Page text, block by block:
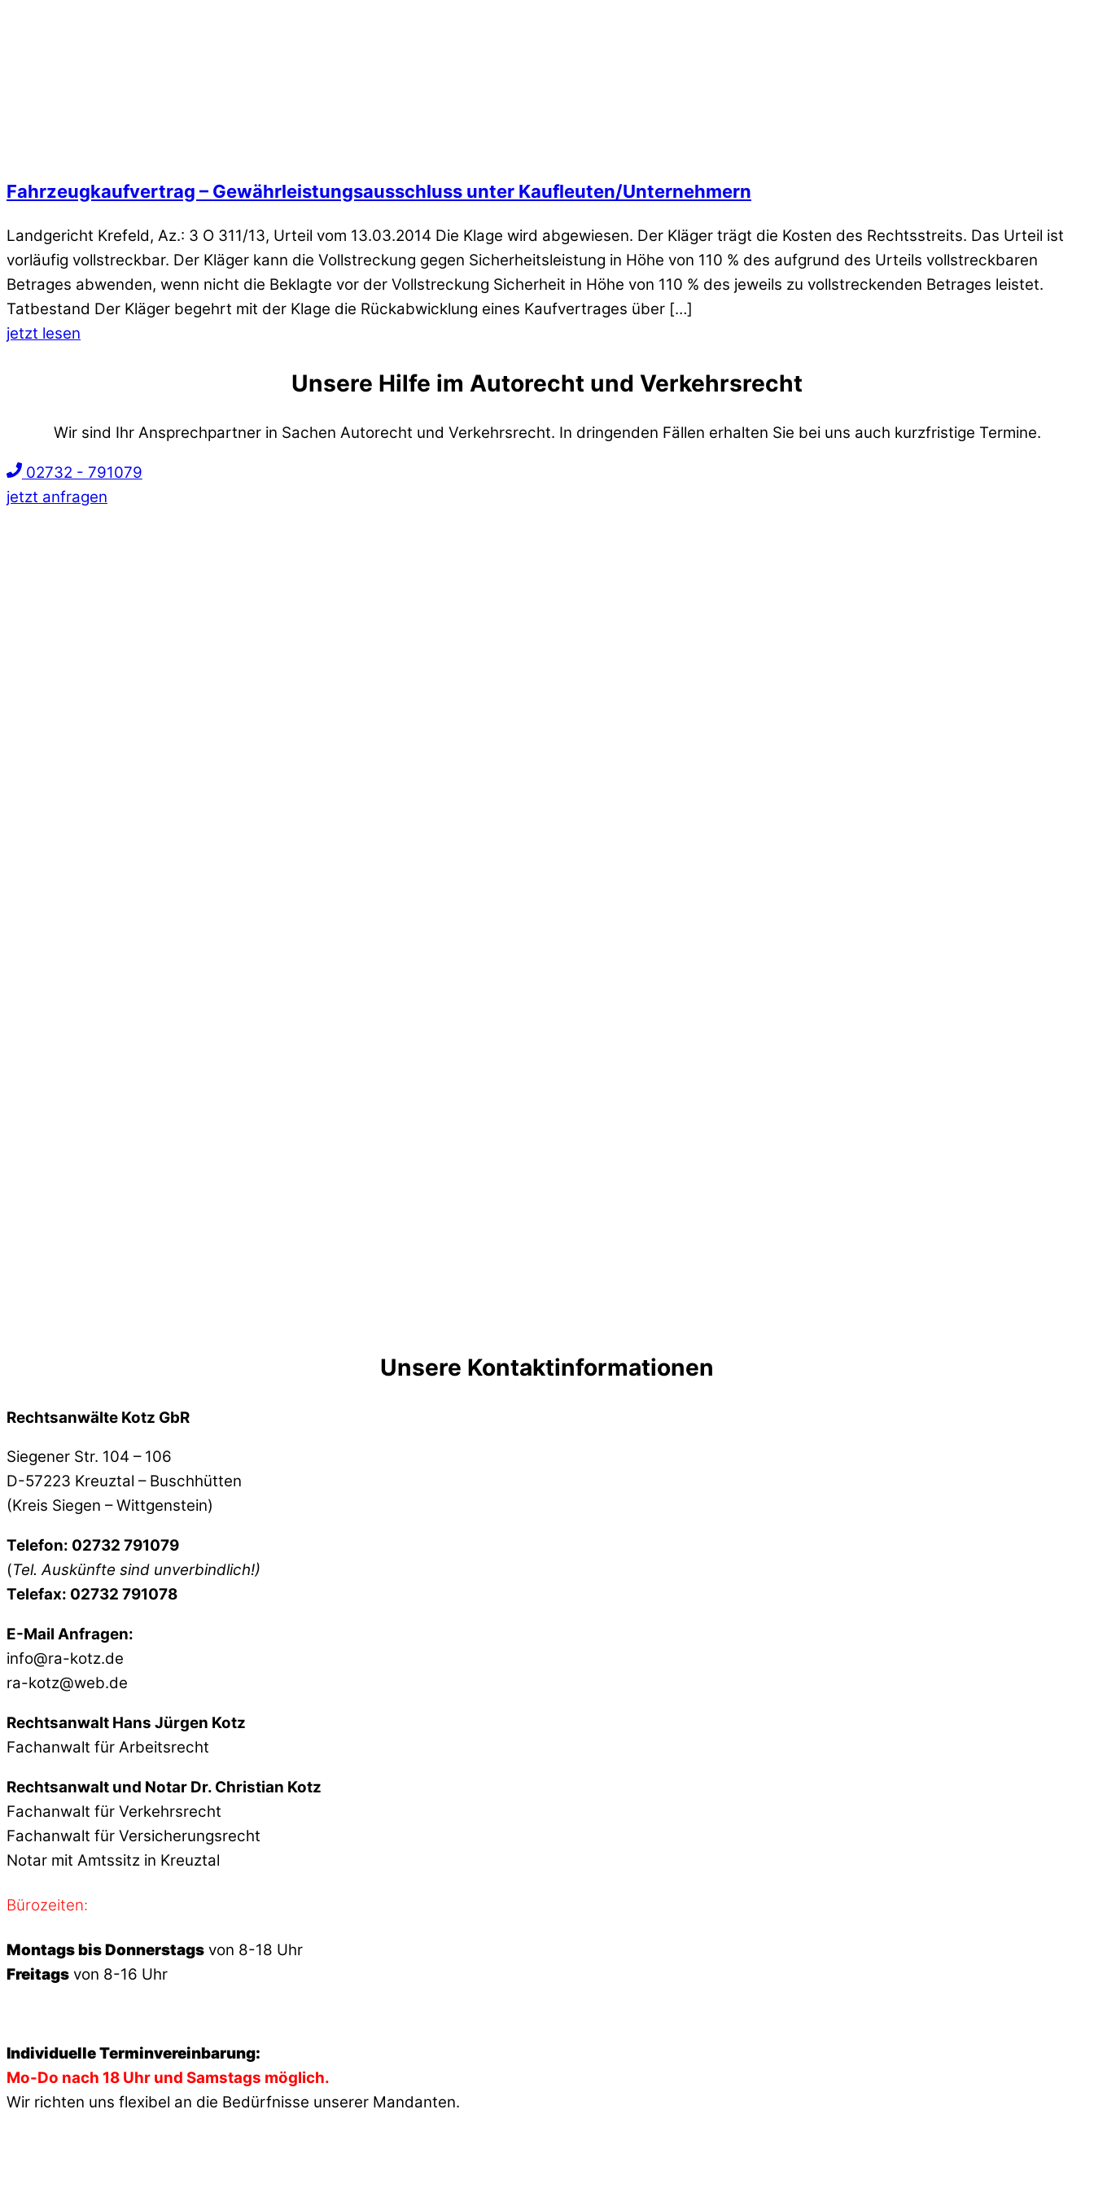
Fahrzeugkaufvertrag – Gewährleistungsausschluss unter Kaufleuten/Unternehmern
Landgericht Krefeld, Az.: 3 O 311/13, Urteil vom 13.03.2014 Die Klage wird abgewiesen. Der Kläger trägt die Kosten des Rechtsstreits. Das Urteil ist
vorläufig vollstreckbar. Der Kläger kann die Vollstreckung gegen Sicherheitsleistung in Höhe von 110 % des aufgrund des Urteils vollstreckbaren
Betrages abwenden, wenn nicht die Beklagte vor der Vollstreckung Sicherheit in Höhe von 110 % des jeweils zu vollstreckenden Betrages leistet.
Tatbestand Der Kläger begehrt mit der Klage die Rückabwicklung eines Kaufvertrages über […]
jetzt lesen
Unsere Hilfe im Autorecht und Verkehrsrecht
Wir sind Ihr Ansprechpartner in Sachen Autorecht und Verkehrsrecht. In dringenden Fällen erhalten Sie bei uns auch kurzfristige Termine.
02732 - 791079
jetzt anfragen
Unsere Kontaktinformationen
Rechtsanwälte Kotz GbR
Siegener Str. 104 – 106
D-57223 Kreuztal – Buschhütten
(Kreis Siegen – Wittgenstein)
Telefon: 02732 791079
(Tel. Auskünfte sind unverbindlich!)
Telefax: 02732 791078
E-Mail Anfragen:
info@ra-kotz.de
ra-kotz@web.de
Rechtsanwalt Hans Jürgen Kotz
Fachanwalt für Arbeitsrecht
Rechtsanwalt und Notar Dr. Christian Kotz
Fachanwalt für Verkehrsrecht
Fachanwalt für Versicherungsrecht
Notar mit Amtssitz in Kreuztal
Bürozeiten:
Montags bis Donnerstags von 8-18 Uhr
Freitags von 8-16 Uhr
Individuelle Terminvereinbarung:
Mo-Do nach 18 Uhr und Samstags möglich.
Wir richten uns flexibel an die Bedürfnisse unserer Mandanten.